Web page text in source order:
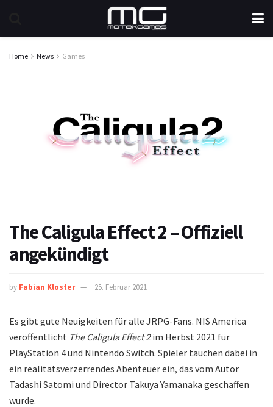
Home News Games
The Caligula Effect 2 – Offiziell
angekündigt
by Fabian Kloster 25. Februar 2021
Es gibt gute Neuigkeiten für alle JRPG-Fans. NIS America
veröffentlicht The Caligula Effect 2im Herbst 2021 für
PlayStation 4 und Nintendo Switch. Spieler tauchen dabei in
ein realitätsverzerrendes Abenteuer ein, das vom Autor
Tadashi Satomi und Director Takuya Yamanaka geschaffen
wurde.